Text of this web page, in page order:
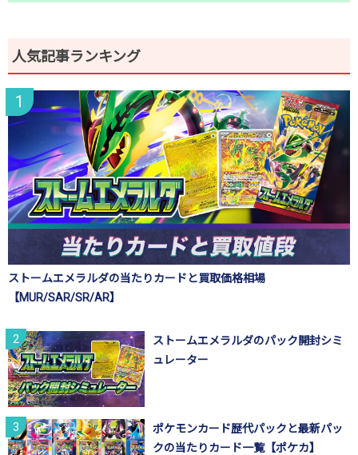
人気記事ランキング
ストームエメラルダの当たりカードと買取価格相場
【MUR/SAR/SR/AR】
ストームエメラルダのパック開封シミ
ュレーター
ポケモンカード歴代パックと最新パッ
クの当たりカード一覧【ポケカ】